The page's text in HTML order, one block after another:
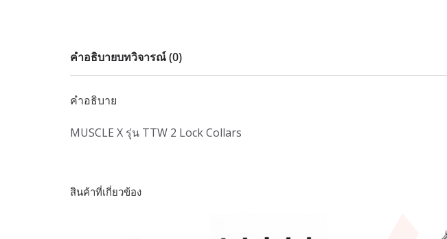
คำอธิบายบทวิจารณ์ (0)
คำอธิบาย
MUSCLE X รุ่น TTW 2 Lock Collars
สินค้าที่เกี่ยวข้อง